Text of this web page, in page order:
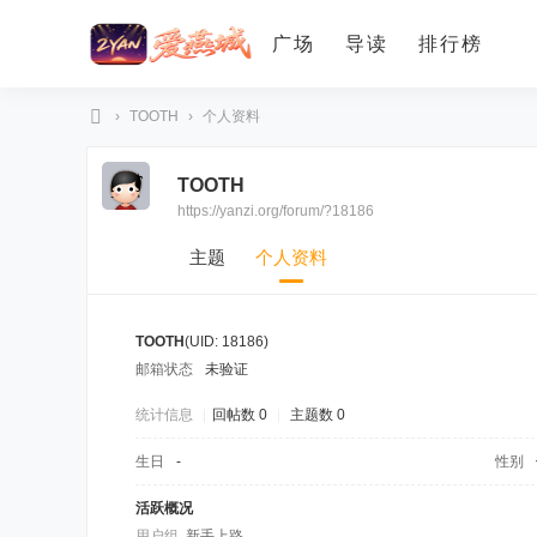
广场 导读 排行榜
› TOOTH › 个人资料
TOOTH
https://yanzi.org/forum/?18186
主题 个人资料
TOOTH(UID: 18186)
邮箱状态
未验证
统计信息 回帖数 0 主题数 0
生日 - 性别
活跃概况